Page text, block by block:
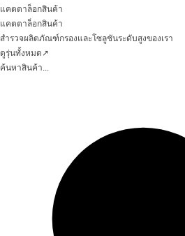
แคตตาล็อกสินค้า
แคตตาล็อกสินค้า
สำรวจผลิตภัณฑ์กรองและโซลูชันระดับสูงของเรา
ดูรุ่นทั้งหมด ↗
ค้นหาสินค้า...